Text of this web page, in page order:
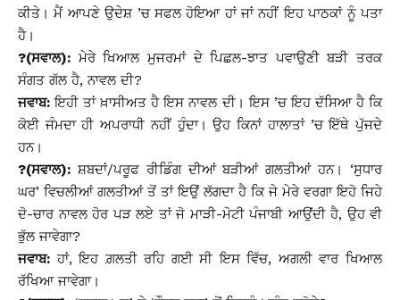
ਕੀਤੇ। ਮੈਂ ਆਪਣੇ ਉਦੇਸ਼ ’ਚ ਸਫਲ ਹੋਇਆ ਹਾਂ ਜਾਂ ਨਹੀਂ ਇਹ ਪਾਠਕਾਂ ਨੂੰ ਪਤਾ
ਹੈ।
?(ਸਵਾਲ): ਮੇਰੇ ਖਿਆਲ ਮੁਜਰਮਾਂ ਦੇ ਪਿਛਲ-ਝਾਤ ਪਵਾਉਣੀ ਬੜੀ ਤਰਕ
ਸੰਗਤ ਗੱਲ ਹੈ, ਨਾਵਲ ਦੀ?
ਜਵਾਬ: ਇਹੀ ਤਾਂ ਖ਼ਾਸੀਅਤ ਹੈ ਇਸ ਨਾਵਲ ਦੀ। ਇਸ ’ਚ ਇਹ ਦੱਸਿਆ ਹੈ ਕਿ
ਕੋਈ ਜੰਮਦਾ ਹੀ ਅਪਰਾਧੀ ਨਹੀਂ ਹੁੰਦਾ। ਉਹ ਕਿਨਾਂ ਹਾਲਾਤਾਂ ’ਚ ਇੱਥੇ ਪੁੱਜਦੇ
ਹਨ।
?(ਸਵਾਲ): ਸ਼ਬਦਾਂ/ਪਰੂਫ ਰੀਡਿੰਗ ਦੀਆਂ ਬੜੀਆਂ ਗਲਤੀਆਂ ਹਨ। ‘ਸੁਧਾਰ
ਘਰ’ ਵਿਚਲੀਆਂ ਗਲਤੀਆਂ ਤੋਂ ਤਾਂ ਇਉਂ ਲੱਗਦਾ ਹੈ ਕਿ ਜੇ ਮੇਰੇ ਵਰਗਾ ਇਹੋ ਜਿਹੇ
ਦੋ-ਚਾਰ ਨਾਵਲ ਹੋਰ ਪੜ ਲਏ ਤਾਂ ਜੋ ਮਾੜੀ-ਮੋਟੀ ਪੰਜਾਬੀ ਆਉਂਦੀ ਹੈ, ਉਹ ਵੀ
ਭੁੱਲ ਜਾਵੇਗਾ?
ਜਵਾਬ: ਹਾਂ, ਇਹ ਗ਼ਲਤੀ ਰਹਿ ਗਈ ਸੀ ਇਸ ਵਿੱਚ, ਅਗਲੀ ਵਾਰ ਖਿਆਲ
ਰੱਖਿਆ ਜਾਵੇਗਾ।